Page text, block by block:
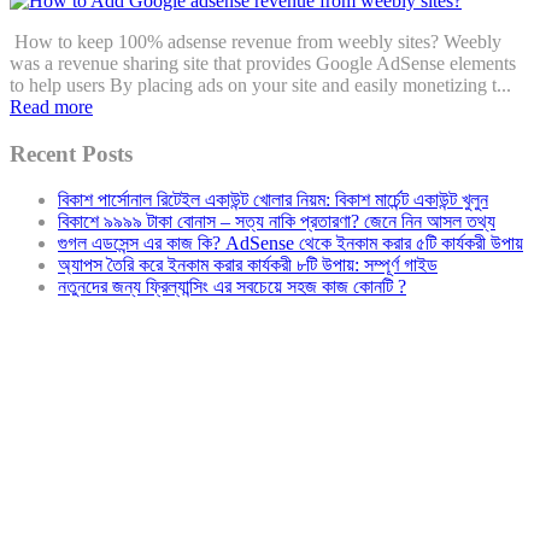
How to keep 100% adsense revenue from weebly sites? Weebly
was a revenue sharing site that provides Google AdSense elements
to help users By placing ads on your site and easily monetizing t...
Read more
Recent Posts
বিকাশ পার্সোনাল রিটেইল একাউন্ট খোলার নিয়ম: বিকাশ মার্চেন্ট একাউন্ট খুলুন
বিকাশে ৯৯৯৯ টাকা বোনাস – সত্য নাকি প্রতারণা? জেনে নিন আসল তথ্য
গুগল এডসেন্স এর কাজ কি? AdSense থেকে ইনকাম করার ৫টি কার্যকরী উপায়
অ্যাপস তৈরি করে ইনকাম করার কার্যকরী ৮টি উপায়: সম্পূর্ণ গাইড
নতুনদের জন্য ফ্রিল্যান্সিং এর সবচেয়ে সহজ কাজ কোনটি ?